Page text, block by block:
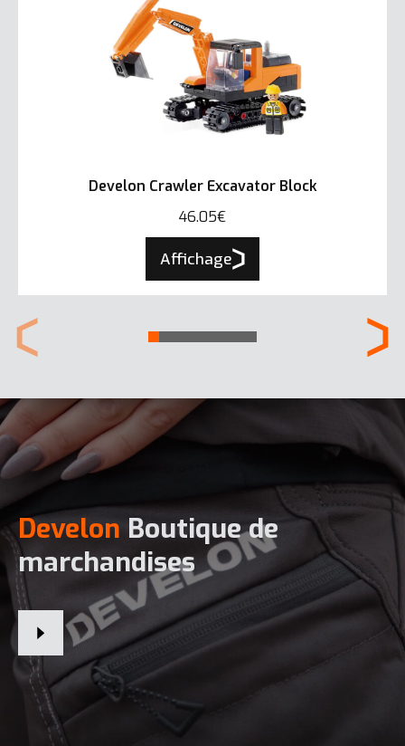
Develon Crawler Excavator Block
46.05€
Affichage
Develon Boutique de
marchandises